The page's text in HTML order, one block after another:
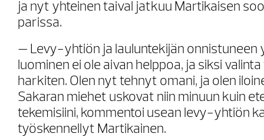
ja nyt yhteinen taival jatkuu Martikaisen
parissa.
— Levy-yhtiön ja lauluntekijän onnistuneen
luominen ei ole aivan helppoa, ja siksi
harkiten. Olen nyt tehnyt omani, ja olen
Sakaran miehet uskovat niin minuun kuin
tekemisiini, kommentoi usean levy-yhtiön
työskennellyt Martikainen.